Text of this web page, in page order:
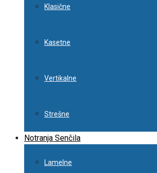
Klasične
Kasetne
Vertikalne
Strešne
Notranja Senčila
Lamelne